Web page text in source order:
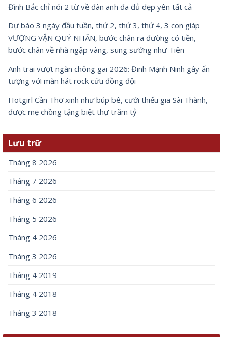
Đình Bắc chỉ nói 2 từ về đàn anh đã đủ dẹp yên tất cả
Dự báo 3 ngày đầu tuần, thứ 2, thứ 3, thứ 4, 3 con giáp
VƯỢNG VẬN QUÝ NHÂN, bước chân ra đường có tiền,
bước chân về nhà ngập vàng, sung sướng như Tiên
Anh trai vượt ngàn chông gai 2026: Đinh Mạnh Ninh gây ấn
tượng với màn hát rock cứu đồng đội
Hotgirl Cần Thơ xinh như búp bê, cưới thiếu gia Sài Thành,
được mẹ chồng tặng biệt thự trăm tỷ
Lưu trữ
Tháng 8 2026
Tháng 7 2026
Tháng 6 2026
Tháng 5 2026
Tháng 4 2026
Tháng 3 2026
Tháng 4 2019
Tháng 4 2018
Tháng 3 2018